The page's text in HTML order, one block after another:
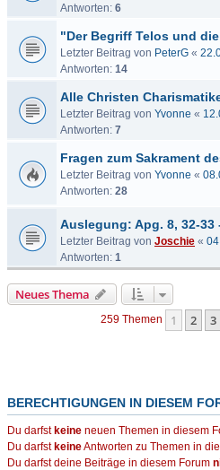
Antworten: 6
"Der Begriff Telos und
Letzter Beitrag von PeterG «
Antworten: 14
Alle Christen
Letzter Beitrag von Yvonne «
Antworten: 7
Fragen zum Sakrament
Letzter Beitrag von Yvonne «
Antworten: 28
Auslegung: Apg. 8, 32-33
Letzter Beitrag von Joschie «
Antworten: 1
Neues Thema
259 Themen 1 2 3
BERECHTIGUNGEN IN DIESEM
Du darfst keine neuen Themen in diesem
Du darfst keineAntworten zu Themen in
Du darfst deine Beiträge in diesem Forum